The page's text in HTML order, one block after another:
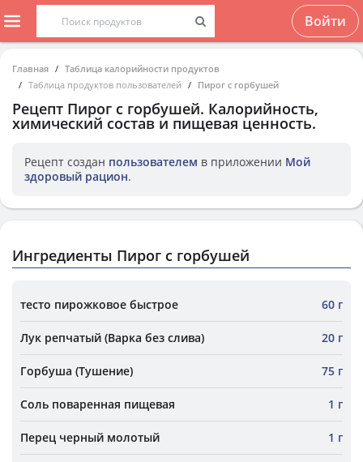
Войти
Главная
Таблица калорийности продуктов
Таблица продуктов пользователей
Пирог с горбушей
Рецепт Пирог с горбушей. Калорийность,
химический состав и пищевая ценность.
Рецепт создан пользователем в приложении Мой
здоровый рацион.
Ингредиенты Пирог с горбушей
тесто пирожковое быстрое 60 г
Лук репчатый (Варка без слива) 20 г
Горбуша (Тушение) 75 г
Соль поваренная пищевая 1 г
Перец черный молотый 1 г